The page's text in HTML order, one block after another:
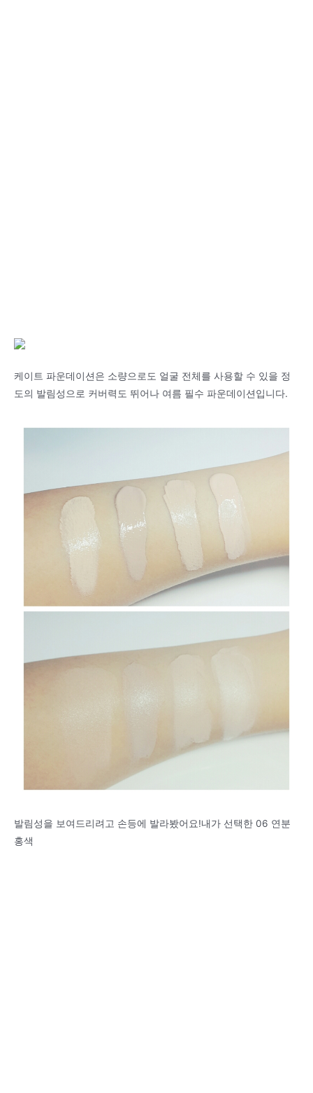
케이트 파운데이션은 소량으로도 얼굴 전체를 사용할 수 있을 정
도의 발림성으로 커버력도 뛰어나 여름 필수 파운데이션입니다.
발림성을 보여드리려고 손등에 발라봤어요!내가 선택한 06 연분
홍색